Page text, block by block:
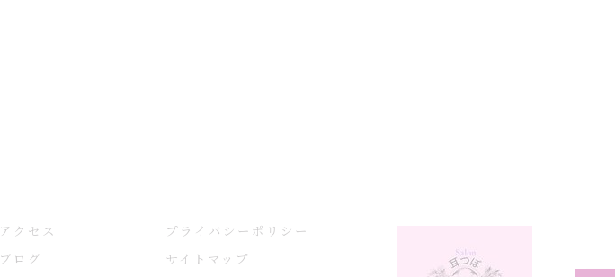
アクセス
ブログ
プライバシーポリシー
サイトマップ